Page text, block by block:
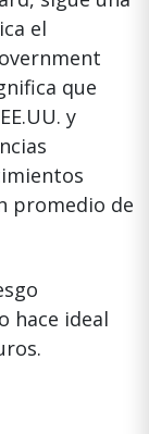
el
que
y
promedio de
hace ideal